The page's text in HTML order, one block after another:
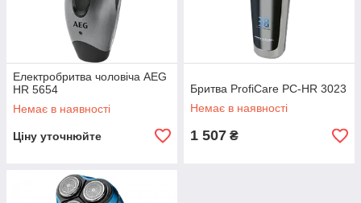
Електробритва чоловіча AEG
HR 5654
Немає в наявності
Ціну уточнюйте
Бритва ProfiCare PC-HR 3023
Немає в наявності
1 507 ₴